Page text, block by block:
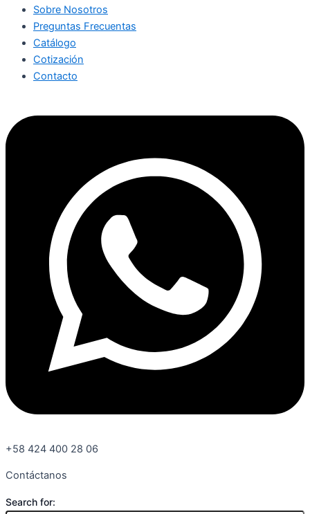
Sobre Nosotros
Preguntas Frecuentas
Catálogo
Cotización
Contacto
+58 424 400 28 06
Contáctanos
Search for: